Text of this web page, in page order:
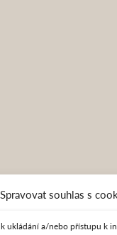
Spravovat souhlas s
ukládání a/nebo přístupu k